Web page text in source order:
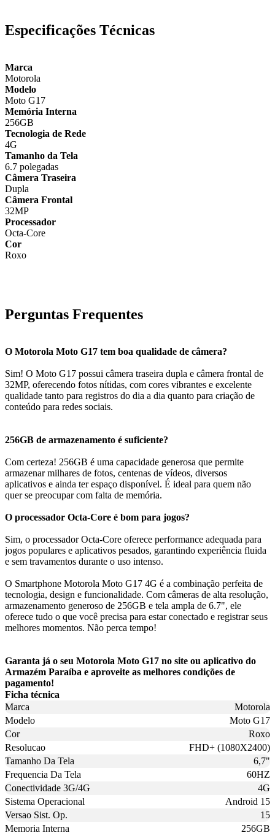
Especificações Técnicas
Marca
Motorola
Modelo
Moto G17
Memória Interna
256GB
Tecnologia de Rede
4G
Tamanho da Tela
6.7 polegadas
Câmera Traseira
Dupla
Câmera Frontal
32MP
Processador
Octa-Core
Cor
Roxo
Perguntas Frequentes
O Motorola Moto G17 tem boa qualidade de câmera?
Sim! O Moto G17 possui câmera traseira dupla e câmera frontal de
32MP, oferecendo fotos nítidas, com cores vibrantes e excelente
qualidade tanto para registros do dia a dia quanto para criação de
conteúdo para redes sociais.
256GB de armazenamento é suficiente?
Com certeza! 256GB é uma capacidade generosa que permite
armazenar milhares de fotos, centenas de vídeos, diversos
aplicativos e ainda ter espaço disponível. É ideal para quem não
quer se preocupar com falta de memória.
O processador Octa-Core é bom para jogos?
Sim, o processador Octa-Core oferece performance adequada para
jogos populares e aplicativos pesados, garantindo experiência fluida
e sem travamentos durante o uso intenso.
O Smartphone Motorola Moto G17 4G é a combinação perfeita de
tecnologia, design e funcionalidade. Com câmeras de alta resolução,
armazenamento generoso de 256GB e tela ampla de 6.7", ele
oferece tudo o que você precisa para estar conectado e registrar seus
melhores momentos. Não perca tempo!
Garanta já o seu Motorola Moto G17 no site ou aplicativo do
Armazém Paraíba e aproveite as melhores condições de
pagamento!
Ficha técnica
Marca
Motorola
Modelo
Moto G17
Cor
Roxo
Resolucao
FHD+ (1080X2400)
Tamanho Da Tela
6,7"
Frequencia Da Tela
60HZ
Conectividade 3G/4G
4G
Sistema Operacional
Android 15
Versao Sist. Op.
15
Memoria Interna
256GB